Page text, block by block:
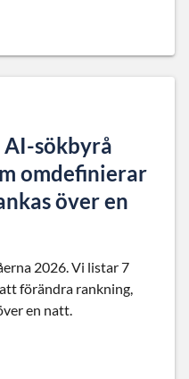
sökbyrå
omdefinierar
över en
2026. Vi listar 7
förändra rankning,
en natt.